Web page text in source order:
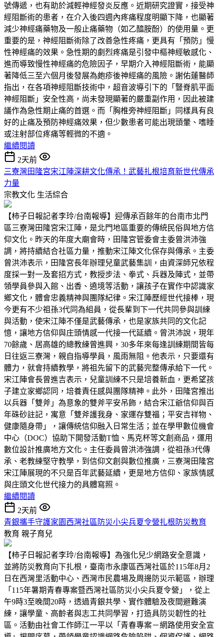
號傳遞，也有助於減輕神經發炎反應。近期研究證實，接受神
經阻斷術的患者，在介入後四週內疼痛程度明顯下降，也顯著
減少神經痛藥物及一般止痛藥物（如乙醯胺酚）的使用量。更
重要的是，神經阻斷術除了改善急性疼痛，更具有「預防」慢
性神經痛的效果。急性期的劇烈疼痛是引發中樞神經敏感化、
進而導致慢性神經痛的危險因子，早期介入神經阻斷術，能顯
著降低三至六個月後發展為皰疹後神經痛的風險。謝佑蓮醫師
指出，在各項神經阻斷技術中，超音波導引下的「豎脊肌平面
神經阻斷」安全性高，尚未發現顯著的嚴重副作用，因此被建
議作為急性期止痛的首選。而「胸椎旁神經阻斷」同樣具有良
好的止痛及預防神經痛效果，但少數患者可能出現頭暈、嗜睡
或注射部位疼痛等輕微的不適。
繼續閱讀
2天前
三寮灣田隆宮宋江陣深耕文化傳承！武藝扎根培育新世代傳承
力量
宗教文化 生活綜合
【柿子日報記者李玲/台南報導】迎傳承百餘年的台南市北門
區三寮灣田隆宮宋江陣，是北門地區重要的傳統民俗與地方信
仰文化。昨天的年度大廟會時，田隆宮管委會主委曾洪沛強
調，將持續結合社區力量，推動宋江陣文化保存與傳承。主委
曾洪沛表示，田隆宮長年辦理兒童武藝集訓，由資深師兄依程
度採一對一及套招方式，教授步法、拳式、兵器及陣式，並帶
領學員參與入館、出香、遶境等活動，讓孩子在實作中認識家
鄉文化，體會忠義精神與團隊紀律。宋江陣歷經世代接棒，現
今更有不少祖孫3代同為組員，從長輩到下一代共同參與訓練
與活動，使宋江陣不僅是武藝傳承，也是家族共同的文化記
憶，讓地方信仰與庄頭情感一代接一代延續。曾洪沛說，現年
70餘歲、居高雄的總教練曾進興，30多年來每逢訓練期間皆每
日往返三寮灣，親自指導學員，風雨無阻。他表示，只要還有
體力，就會持續教學，將祖先留下的武藝完整傳承給下一代。
宋江陣會長曾進吉表示，兒童訓練不只是培養新血，更希望孩
子建立家鄉認同，培養責任感與團隊精神。此外，田隆宮推出
以兵器「雙斧」為意象的雙斧平安吊飾，結合宋江爺信仰與百
年硃砂註記，寓意「雙斧護我身、家運存雙福；平安吉祥物、
健康隨身帶」，讓傳統信仰融入日常生活；並在學甲數位機會
中心（DOC）協助下開發活動T恤、馬克杯等文創商品，運用
數位設計推廣地方文化。主任委員曾洪沛強調，從祖孫3代傳
承、老教練堅守教學，到信仰文創與數位推廣，三寮灣田隆宮
宋江陣展現的不只是百年武藝延續，更是地方信仰、家族情感
與庄頭文化世代接力的具體寫照。
繼續閱讀
2天前
青銀攜手守護家園西灣社區防災小尖兵夏令營扎根防災教育
教育 親子育兒
【柿子日報記者李玲/台南報導】為強化兒少網路安全意識，
並將防災教育向下扎根，臺南市永康區西灣社區於115年8月2
日在西灣里活動中心、西灣市民農場及周邊防災示範區，辦理
「115年暑期青春專案暨西灣社區防災小尖兵夏令營」，從上
午9時3至晚間20時，透過青銀共學、實作體驗及夜間避難演
練，讓學童、高齡者與志工共同學習，打造具防災韌性的社
區。活動由社會工作師江一平以「青春專案－網路使用安全宣